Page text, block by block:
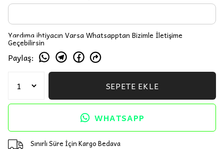
Yardıma ihtiyacın Varsa Whatsapptan Bizimle İletişime
Geçebilirsin
Paylaş:
SEPETE EKLE
WHATSAPP
Sınırlı Süre İçin Kargo Bedava